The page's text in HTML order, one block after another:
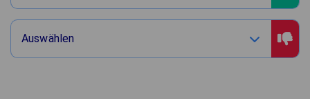
Auswählen